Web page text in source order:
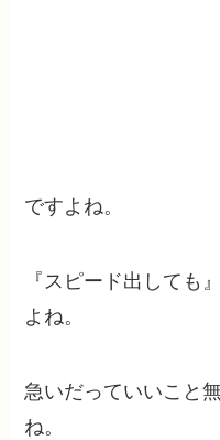
ですよね。
『スピード出しても
よね。
急いだっていいこと
ね。